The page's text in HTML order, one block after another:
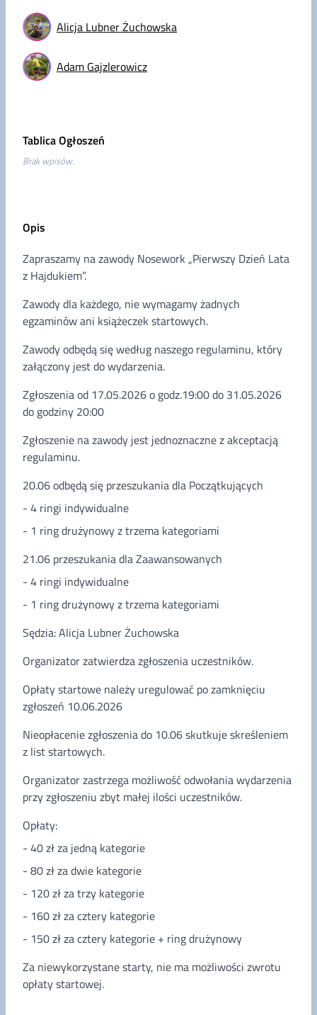
Alicja Lubner Żuchowska
Adam Gajzlerowicz
Tablica Ogłoszeń
Brak wpisów.
Opis
Zapraszamy na zawody Nosework „Pierwszy Dzień Lata
z Hajdukiem”.
Zawody dla każdego, nie wymagamy żadnych
egzaminów ani książeczek startowych.
Zawody odbędą się według naszego regulaminu, który
załączony jest do wydarzenia.
Zgłoszenia od 17.05.2026 o godz.19:00 do 31.05.2026
do godziny 20:00
Zgłoszenie na zawody jest jednoznaczne z akceptacją
regulaminu.
20.06 odbędą się przeszukania dla Początkujących
- 4 ringi indywidualne
- 1 ring drużynowy z trzema kategoriami
21.06 przeszukania dla Zaawansowanych
- 4 ringi indywidualne
- 1 ring drużynowy z trzema kategoriami
Sędzia: Alicja Lubner Żuchowska
Organizator zatwierdza zgłoszenia uczestników.
Opłaty startowe należy uregulować po zamknięciu
zgłoszeń 10.06.2026
Nieopłacenie zgłoszenia do 10.06 skutkuje skreśleniem
z list startowych.
Organizator zastrzega możliwość odwołania wydarzenia
przy zgłoszeniu zbyt małej ilości uczestników.
Opłaty:
- 40 zł za jedną kategorie
- 80 zł za dwie kategorie
- 120 zł za trzy kategorie
- 160 zł za cztery kategorie
- 150 zł za cztery kategorie + ring drużynowy
Za niewykorzystane starty, nie ma możliwości zwrotu
opłaty startowej.